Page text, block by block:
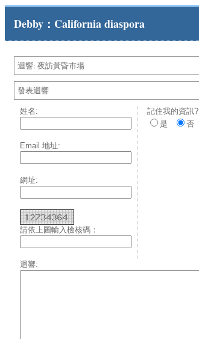
Debby：California diaspora
迴響: 夜訪黃昏市場
發表迴響
姓名:
Email 地址:
網址:
請依上圖輸入檢核碼：
記住我的資訊?
是
否
迴響: